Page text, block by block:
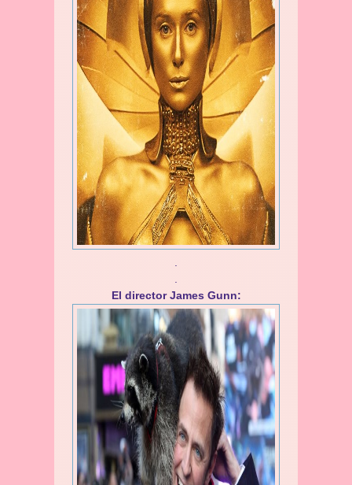
El director James Gunn: